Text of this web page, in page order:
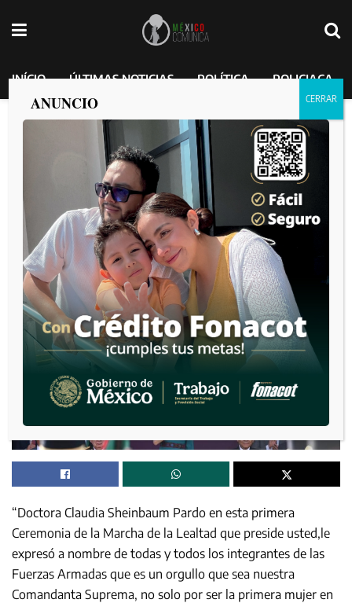
INÍCIO ÚLTIMAS NOTICIAS POLÍTICA POLICIACA
”Es un orgullo que sea nuestra
comandanta suprema”: Secretario de la
DEFENSA NACIONAL a presidenta
Claudia Sheinbaum
porMEXICO COMUNICA 2025-02-09
“Doctora Claudia Sheinbaum Pardo en esta primera
Ceremonia de la Marcha de la Lealtad que preside usted,le
expresó a nombre de todas y todos los integrantes de las
Fuerzas Armadas que es un orgullo que sea nuestra
Comandanta Suprema, no solo por ser la primera mujer en
ANUNCIO